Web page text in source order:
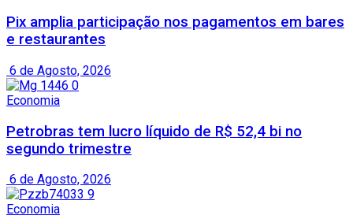
Pix amplia participação nos pagamentos em bares
e restaurantes
6 de Agosto, 2026
Economia
Petrobras tem lucro líquido de R$ 52,4 bi no
segundo trimestre
6 de Agosto, 2026
Economia